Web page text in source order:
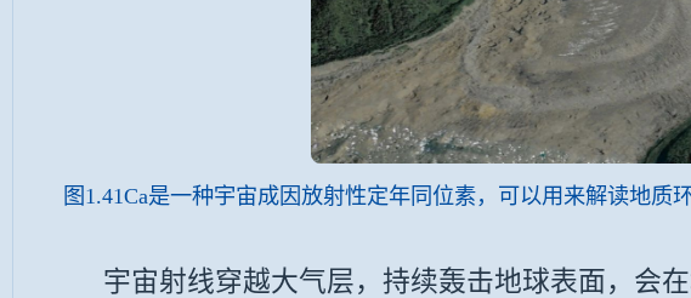
图1.41Ca是一种宇宙成因放射性定年同位素，可以用来解读地质
宇宙射线穿越大气层，持续轰击地球表面，会在